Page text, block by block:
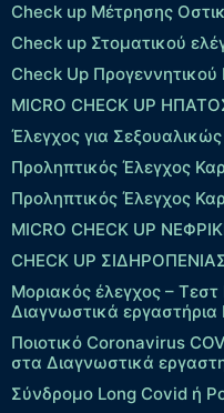
Check up Mέτρησης
Check up Στοματικού
Check Up Προγεννητικού
MICRO CHECK UP
Έλεγχος για
Προληπτικός Έλεγχος
Προληπτικός Έλεγχος
MICRO CHECK UP
CHECK UP
Μοριακός έλεγχος –
Διαγνωστικά
Ποιοτικό Coronavirus
στα Διαγνωστικά
Σύνδρομο Long Covid ή